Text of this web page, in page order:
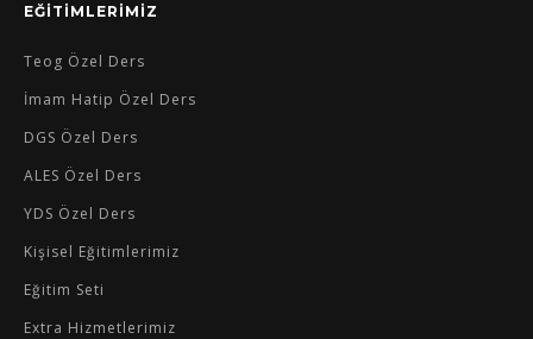
EĞİTİMLERİMİZ
Teog Özel Ders
İmam Hatip Özel Ders
DGS Özel Ders
ALES Özel Ders
YDS Özel Ders
Kişisel Eğitimlerimiz
Eğitim Seti
Extra Hizmetlerimiz